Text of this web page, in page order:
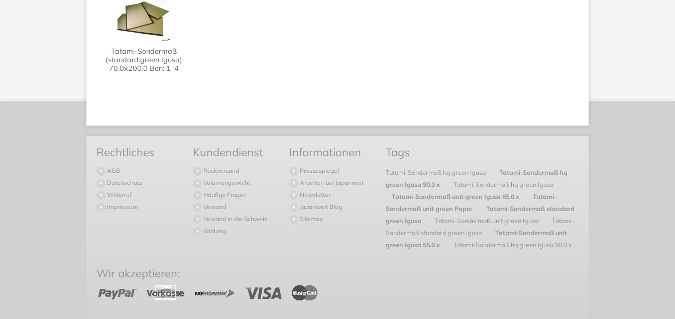
Tatami-Sondermaß
(standard:green Igusa)
70.0x200.0 Beri: 1_4
Rechtliches
AGB
Datenschutz
Widerruf
Impressum
Kundendienst
Rückversand
Volumengewicht
Häufige Fragen
Versand
Versand in die Schweiz
Zahlung
Informationen
Pressespiegel
Arbeiten bei Japanwelt
Newsletter
Japanwelt Blog
Sitemap
Tags
Tatami-Sondermaß hq green Igusa
Tatami-Sondermaß hq
green Igusa 90.0 x
Tatami-Sondermaß hq green Igusa
Tatami-Sondermaß unit green Igusa 65.0 x
Tatami-
Sondermaß unit green Paper
Tatami-Sondermaß standard
green Igusa
Tatami-Sondermaß unit green Igusa
Tatami-
Sondermaß standard green Igusa
Tatami-Sondermaß unit
green Igusa 55.0 x
Tatami-Sondermaß hq green Igusa 90.0 x
Wir akzeptieren: